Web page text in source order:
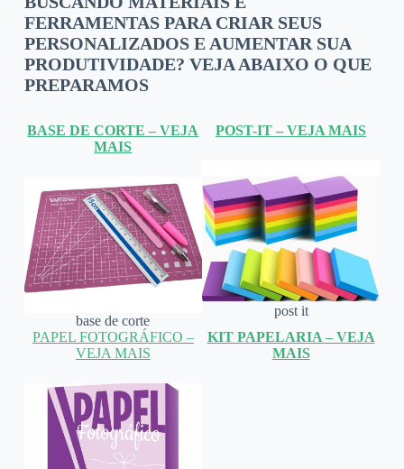
FERRAMENTAS PARA CRIAR SEUS
PERSONALIZADOS E AUMENTAR SUA
PRODUTIVIDADE? VEJA ABAIXO O QUE
PREPARAMOS
BASE DE CORTE – VEJA
MAIS
base de corte
POST-IT – VEJA MAIS
post it
PAPEL FOTOGRÁFICO –
VEJA MAIS
KIT PAPELARIA – VEJA
MAIS